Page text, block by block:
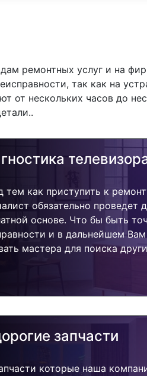
ремонтных услуг и на
так как на
от нескольких часов до
тем как приступить к
обязательно проведет
основе. Что бы быть
и в дальнейшем
мастера для поиска
запчасти
которые наша